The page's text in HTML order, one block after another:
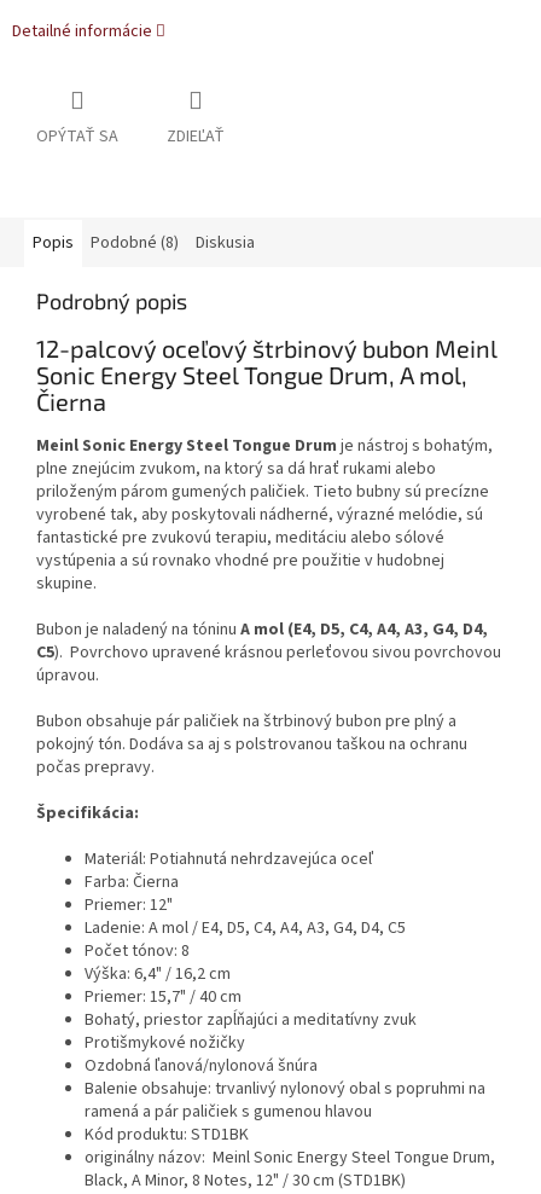
Detailné informácie
OPÝTAŤ SA ZDIEĽAŤ
Popis Podobné (8) Diskusia
Podrobný popis
12-palcový oceľový štrbinový bubon Meinl
Sonic Energy Steel Tongue Drum, A mol,
Čierna
Meinl Sonic Energy Steel Tongue Drum je nástroj s bohatým,
plne znejúcim zvukom, na ktorý sa dá hrať rukami alebo
priloženým párom gumených paličiek. Tieto bubny sú precízne
vyrobené tak, aby poskytovali nádherné, výrazné melódie, sú
fantastické pre zvukovú terapiu, meditáciu alebo sólové
vystúpenia a sú rovnako vhodné pre použitie v hudobnej
skupine.
Bubon je naladený na tóninu A mol (E4, D5, C4, A4, A3, G4, D4,
C5). Povrchovo upravené krásnou perleťovou sivou povrchovou
úpravou.
Bubon obsahuje pár paličiek na štrbinový bubon pre plný a
pokojný tón. Dodáva sa aj s polstrovanou taškou na ochranu
počas prepravy.
Špecifikácia:
Materiál: Potiahnutá nehrdzavejúca oceľ
Farba: Čierna
Priemer: 12"
Ladenie: A mol / E4, D5, C4, A4, A3, G4, D4, C5
Počet tónov: 8
Výška: 6,4" / 16,2 cm
Priemer: 15,7" / 40 cm
Bohatý, priestor zapĺňajúci a meditatívny zvuk
Protišmykové nožičky
Ozdobná ľanová/nylonová šnúra
Balenie obsahuje: trvanlivý nylonový obal s popruhmi na
ramená a pár paličiek s gumenou hlavou
Kód produktu: STD1BK
originálny názov: Meinl Sonic Energy Steel Tongue Drum,
Black, A Minor, 8 Notes, 12" / 30 cm (STD1BK)